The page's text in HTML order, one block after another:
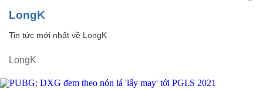
LongK
Tin tức mới nhất về LongK
LongK